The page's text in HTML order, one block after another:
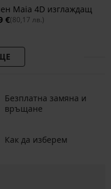
Maia 4D изглаждащ
€(80,17 лв.)
Безплатна замяна и
връщане
Как да изберем